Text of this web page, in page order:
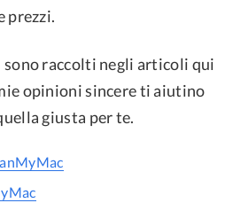
prezzi.
raccolti negli articoli qui
opinioni sincere ti aiutino
giusta per te.